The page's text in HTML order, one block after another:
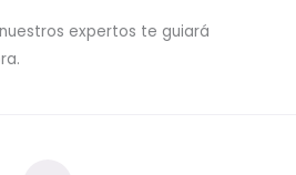
expertos te guiará